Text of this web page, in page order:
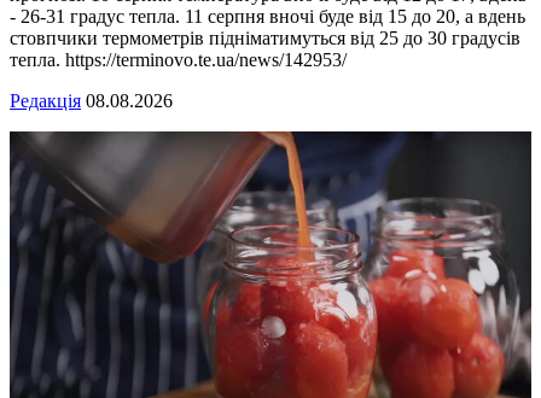
- 26-31 градус тепла. 11 серпня вночі буде від 15 до 20, а вдень
стовпчики термометрів підніматимуться від 25 до 30 градусів
тепла. https://terminovo.te.ua/news/142953/
Редакція 08.08.2026